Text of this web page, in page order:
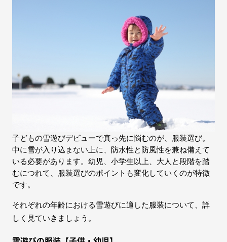
子どもの雪遊びデビューで真っ先に悩むのが、服装選び。
中に雪が入り込まない上に、防水性と防風性を兼ね備えて
いる必要があります。幼児、小学生以上、大人と段階を踏
むにつれて、服装選びのポイントも変化していくのが特徴
です。
それぞれの年齢における雪遊びに適した服装について、詳
しく見ていきましょう。